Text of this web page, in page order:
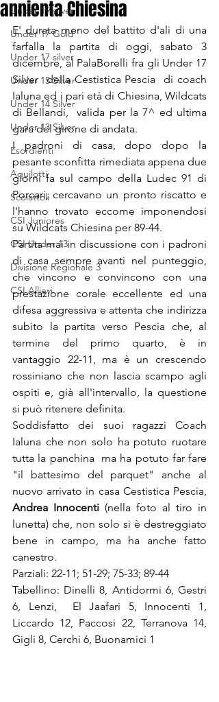
Under 19 silver
Under 17 Gold
Under 17 silver
Under 15 Silver
Under 14 Silver
Under 13 Silver
Esordienti
Aquilotti
Scoiattoli
CSI Juniores
CSI Under 13
Divisione Regionale 3
CSI Allievi
annienta Chiesina
E' durata meno del battito d'ali di una
farfalla la partita di oggi, sabato 3
dicembre, al PalaBorelli fra gli Under 17
Silver  della Cestistica Pescia  di coach
Ialuna ed i pari età di Chiesina, Wildcats
di Bellandi,  valida per la 7^ ed ultima
gara del girone di andata.
I padroni di casa, dopo dopo la
pesante sconfitta rimediata appena due
giorni fa sul campo della Ludec 91 di
Porcari, cercavano un pronto riscatto e
l'hanno trovato eccome imponendosi
su Wildcats Chiesina per 89-44.
Partita mai in discussione con i padroni
di casa sempre avanti nel punteggio,
che vincono e convincono con una
prestazione corale eccellente ed una
difesa aggressiva e attenta che indirizza
subito la partita verso Pescia che, al
termine del primo quarto, è in
vantaggio 22-11, ma è un crescendo
rossiniano che non lascia scampo agli
ospiti e, già all'intervallo, la questione
si può ritenere definita.
Soddisfatto dei suoi ragazzi Coach
Ialuna che non solo ha potuto ruotare
tutta la panchina  ma ha potuto far fare
"il battesimo del parquet" anche al
Andrea Innocenti (nella foto al tiro in
lunetta) che, non solo si è destreggiato
bene in campo, ma ha anche fatto
canestro.
Parziali: 22-11; 51-29; 75-33; 89-44
Tabellino: Dinelli 8, Antidormi 6, Gestri
6, Lenzi,  El Jaafari 5, Innocenti 1,
Liccardo 12, Paccosi 22, Terranova 14,
Gigli 8, Cerchi 6, Buonamici 1